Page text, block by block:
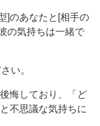
]のあなたと[相手の
の気持ちは一緒で
い。
悔しており、「ど
不思議な気持ちに